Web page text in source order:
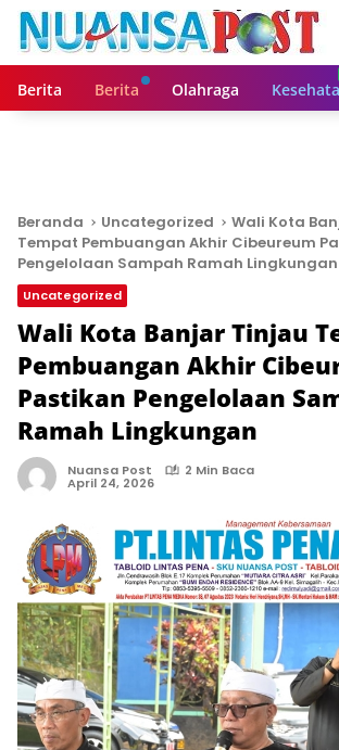
Berita Berita Olahraga
Beranda Uncategorized
Wali Kota
Tempat Pembuangan Akhir Cibeureum
Pengelolaan Sampah Ramah Lingkungan
Uncategorized
Wali Kota Banjar Tinjau
Pembuangan Akhir
Pastikan Pengelolaan
Ramah Lingkungan
Nuansa Post 2 Min Baca
April 24, 2026